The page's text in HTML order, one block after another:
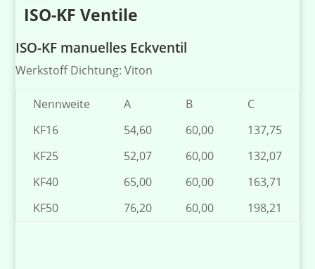
ISO-KF Ventile
ISO-KF manuelles Eckventil
Werkstoff Dichtung: Viton
Nennweite A B
C
KF16
54,60 60,00
137,75
KF25
52,07 60,00
132,07
KF40
65,00 60,00
163,71
KF50
76,20 60,00 198,21